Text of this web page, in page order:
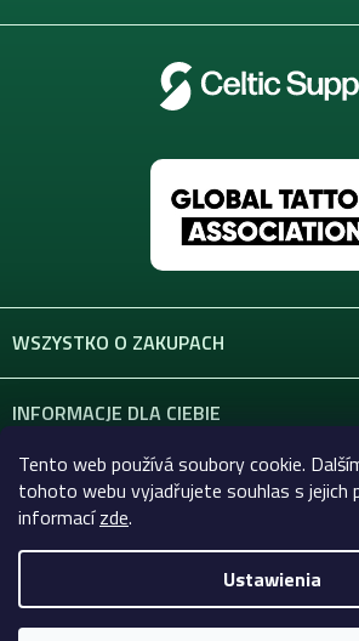
Tento web používá soubory cookie.
tohoto webu vyjadřujete souhlas s jejich
informacízde.
Ustawienia
WSZYSTKO O ZAKUPACH
INFORMACJE DLA CIEBIE
KONTAKT
Copyright 2026Celtic-Supply.pl |